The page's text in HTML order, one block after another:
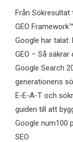
Från Sökresultat
GEO
Google har talat:
GEO – Så
Google Search
generationens
E-E-A-T och
guiden till att
Google num100
SEO